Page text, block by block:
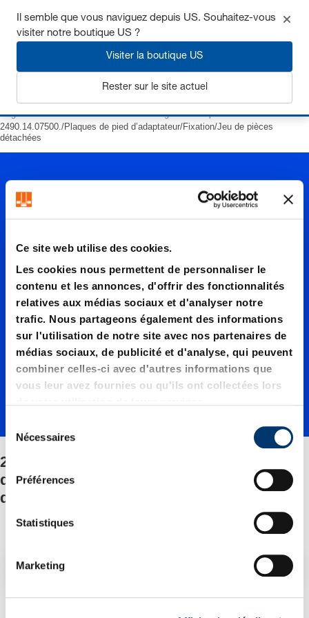
Ce site web utilise des cookies.
Les cookies nous permettent de personnaliser le
contenu et les annonces, d'offrir des fonctionnalités
relatives aux médias sociaux et d'analyser notre
trafic. Nous partageons également des informations
sur l'utilisation de notre site avec nos partenaires de
médias sociaux, de publicité et d'analyse, qui peuvent
combiner celles-ci avec d'autres informations que
vous leur avez fournies ou qu'ils ont collectées lors
é
l
t
Nécessaires
Préférences
Statistiques
Marketing
Page d’accueil Ressorts Ressorts à gaz
Compact
2490.14.07500./Plaques de pied d’adaptateur/Fixation/Jeu de pièces
détachées
2490.14.
07500./
Plaques
de pied
d’adapt
ateur/Fi
xation/J
2490.14.07500./Plaques de pied
d’adaptateur/Fixation/Jeu de pièces
détachées
Filtre/tri
Il semble que vous naviguez depuis US. Souhaitez-vous
visiter notre boutique US ?
Visiter la boutique US
Rester sur le site actuel